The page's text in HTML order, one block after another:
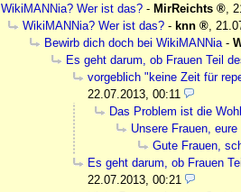
WikiMANNia? Wer ist das? - MirReichts ,
WikiMANNia? Wer ist das? - knn ,
Bewirb dich doch bei WikiMANNia-
Es geht darum, ob Frauen Teil
vorgeblich "keine Zeit für
22.07.2013, 00:11
Das Problem ist die
Unsere Frauen, eure
Gute Frauen,
Es geht darum, ob Frauen
22.07.2013, 00:21